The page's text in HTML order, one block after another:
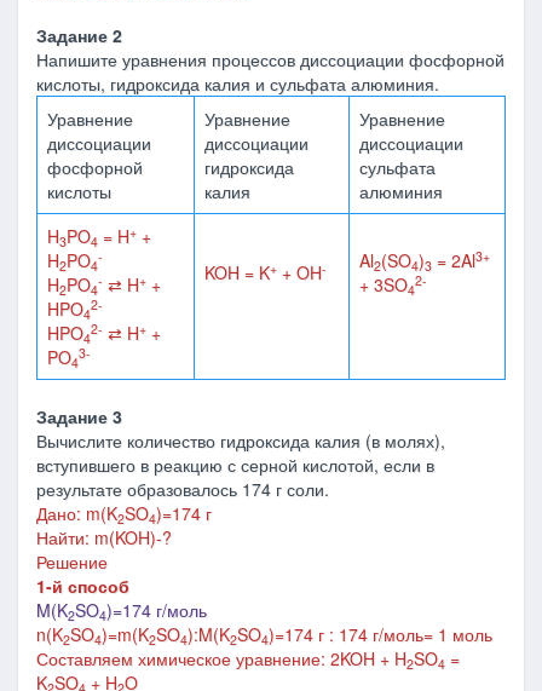
Задание 2
Напишите уравнения процессов диссоциации фосфорной
кислоты, гидроксида калия и сульфата алюминия.
Уравнение
диссоциации
фосфорной
кислоты
Уравнение
диссоциации
гидроксида
калия
Уравнение
диссоциации
сульфата
алюминия
H3PO4 = H+ +
H2PO4
-
H2PO4
- ⇄ H+ +
HPO4
2-
HPO4
2- ⇄ H+ +
PO4
3-
KOH = K+ + OH- Al2(SO4)3 = 2Al3+
+ 3SO4
2-
Задание 3
Вычислите количество гидроксида калия (в молях),
вступившего в реакцию с серной кислотой, если в
результате образовалось 174 г соли.
Дано: m(K2SO4)=174 г
Найти: m(KOH)-?
Решение
1-й способ
M(K2SO4)=174 г/моль
n(K2SO4)=m(K2SO4):M(K2SO4)=174 г : 174 г/моль= 1 моль
Составляем химическое уравнение: 2KOH + H2SO4 =
K SO + H O